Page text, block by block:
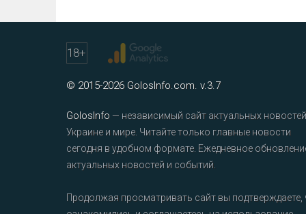
18+
© 2015-2026 GolosInfo.com. v.3.7
GolosInfo — независимый сайт актуальных
Украине и мире. Читайте только главные новости
сегодня в удобном формате. Ежедневное
актуальных новостей и событий.
Продолжая просматривать сайт вы подтверждаете,